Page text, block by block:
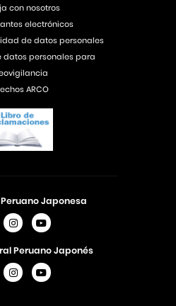
Japonesa
Peruano Japonés
con nosotros
electrónicos
de datos personales
datos personales para
ARCO